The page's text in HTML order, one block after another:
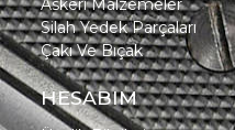
Silah Yedek Parçaları
Çakı Ve Bıçak
HESABIM